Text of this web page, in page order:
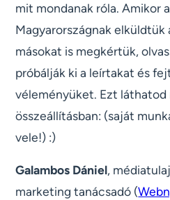
mit mondanak róla. Amikor
Magyarországnak elküldtük
másokat is megkértük,
próbálják ki a leírtakat és
véleményüket. Ezt
összeállításban: (saját
vele!) :)
Galambos Dániel,
marketing tanácsadó (